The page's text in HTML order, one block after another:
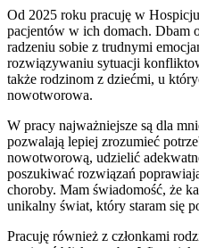
Od 2025 roku pracuję w
pacjentów w ich domach. Dbam
radzeniu sobie z trudnymi
rozwiązywaniu sytuacji
także rodzinom z dziećmi, u
nowotworowa.
W pracy najważniejsze są dla
pozwalają lepiej zrozumieć
nowotworową, udzielić
poszukiwać rozwiązań
choroby. Mam świadomość, że
unikalny świat, który staram się
Pracuję również z członkami